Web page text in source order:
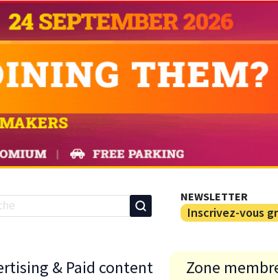
NEWSLETTER
Inscrivez-vous
& Paid content Zone